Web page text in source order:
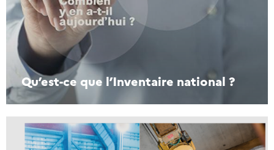
Qu’est-ce que l’Inventaire national ?